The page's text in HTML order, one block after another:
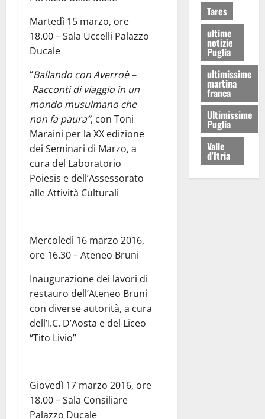
Martedì 15 marzo, ore
18.00 – Sala Uccelli Palazzo
Ducale
“Ballando con Averroè –
Racconti di viaggio in un
mondo musulmano che
non fa paura”, con Toni
Maraini per la XX edizione
dei Seminari di Marzo, a
cura del Laboratorio
Poiesis e dell’Assessorato
alle Attività Culturali
Mercoledì 16 marzo 2016,
ore 16.30 – Ateneo Bruni
Inaugurazione dei lavori di
restauro dell’Ateneo Bruni
con diverse autorità, a cura
dell’I.C. D’Aosta e del Liceo
“Tito Livio”
Giovedì 17 marzo 2016, ore
18.00 – Sala Consiliare
Palazzo Ducale
Tares
ultime
notizie
Puglia
ultimissime
martina
franca
Ultimissime
Puglia
Valle
d'Itria